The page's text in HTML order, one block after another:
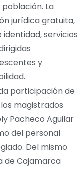
La
jurídica gratuita,
servicios
y
participación de
magistrados
Pacheco Aguilar
del personal
Del mismo
de Cajamarca